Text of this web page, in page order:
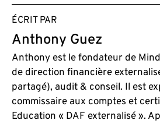
ÉCRIT PAR
Anthony Guez
Anthony est le fondateur de
de direction financière
partagé), audit & conseil. Il est
commissaire aux comptes et
Education « DAF externalisé ».